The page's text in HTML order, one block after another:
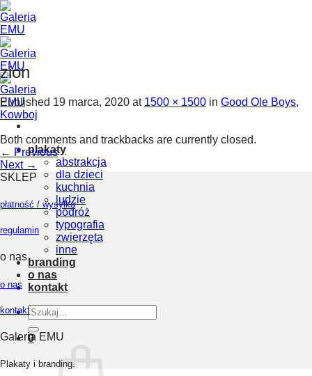
Skip
to
content
plakaty
abstrakcja
dla dzieci
kuchnia
ludzie
podróż
typografia
zwierzęta
inne
branding
o nas
kontakt
Szukaj:
0
zion
Published 19 marca, 2020 at 1500 × 1500 in Good Ole Boys,
Kowboj
Both comments and trackbacks are currently closed.
← Previous
Next →
SKLEP
płatność / wysyłka
regulamin
o nas
o nas
kontakt
Galeria EMU
Plakaty i branding.